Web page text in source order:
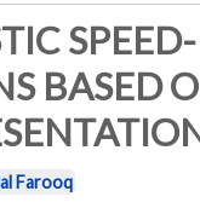
BASED
Farooq